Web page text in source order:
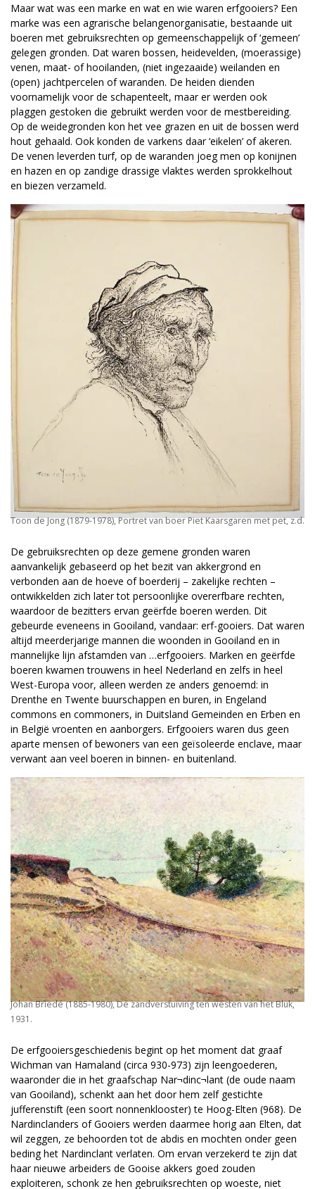
Maar wat was een marke en wat en wie waren erfgooiers? Een
marke was een agrarische belangenorganisatie, bestaande uit
boeren met gebruiksrechten op gemeenschappelijk of ‘gemeen’
gelegen gronden. Dat waren bossen, heidevelden, (moerassige)
venen, maat- of hooilanden, (niet ingezaaide) weilanden en
(open) jachtpercelen of waranden. De heiden dienden
voornamelijk voor de schapenteelt, maar er werden ook
plaggen gestoken die gebruikt werden voor de mestbereiding.
Op de weidegronden kon het vee grazen en uit de bossen werd
hout gehaald. Ook konden de varkens daar ‘eikelen’ of akeren.
De venen leverden turf, op de waranden joeg men op konijnen
en hazen en op zandige drassige vlaktes werden sprokkelhout
en biezen verzameld.
Toon de Jong (1879-1978), Portret van boer Piet Kaarsgaren met pet, z.d.
De gebruiksrechten op deze gemene gronden waren
aanvankelijk gebaseerd op het bezit van akkergrond en
verbonden aan de hoeve of boerderij – zakelijke rechten –
ontwikkelden zich later tot persoonlijke overerfbare rechten,
waardoor de bezitters ervan geërfde boeren werden. Dit
gebeurde eveneens in Gooiland, vandaar: erf-gooiers. Dat waren
altijd meerderjarige mannen die woonden in Gooiland en in
mannelijke lijn afstamden van …erfgooiers. Marken en geërfde
boeren kwamen trouwens in heel Nederland en zelfs in heel
West-Europa voor, alleen werden ze anders genoemd: in
Drenthe en Twente buurschappen en buren, in Engeland
commons en commoners, in Duitsland Gemeinden en Erben en
in België vroenten en aanborgers. Erfgooiers waren dus geen
aparte mensen of bewoners van een geïsoleerde enclave, maar
verwant aan veel boeren in binnen- en buitenland.
Johan Briedé (1885-1980), De zandverstuiving ten westen van het Bluk,
1931.
De erfgooiersgeschiedenis begint op het moment dat graaf
Wichman van Hamaland (circa 930-973) zijn leengoederen,
waaronder die in het graafschap Nar¬dinc¬lant (de oude naam
van Gooiland), schenkt aan het door hem zelf gestichte
jufferenstift (een soort nonnenklooster) te Hoog-Elten (968). De
Nardinclanders of Gooiers werden daarmee horig aan Elten, dat
wil zeggen, ze behoorden tot de abdis en mochten onder geen
beding het Nardinclant verlaten. Om ervan verzekerd te zijn dat
haar nieuwe arbeiders de Gooise akkers goed zouden
exploiteren, schonk ze hen gebruiksrechten op woeste, niet